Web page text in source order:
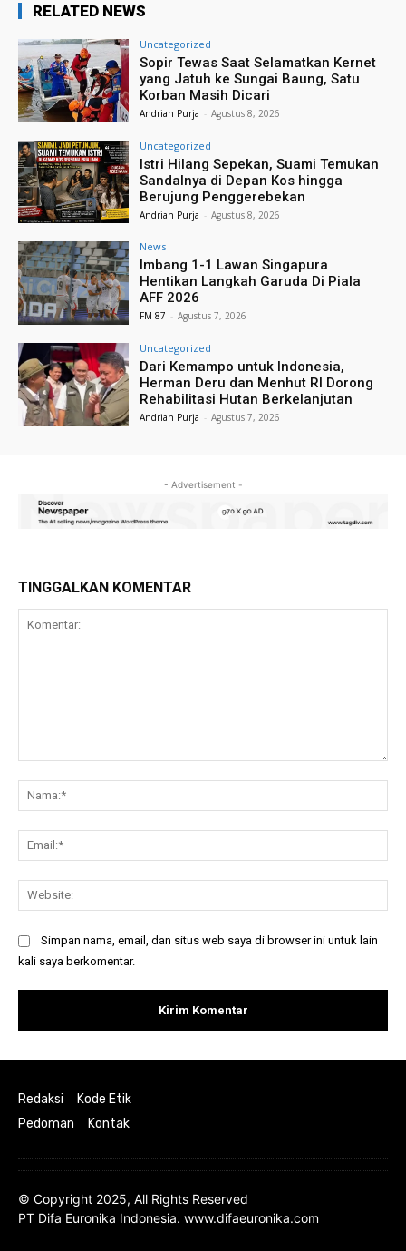
RELATED NEWS
Uncategorized
Sopir Tewas Saat Selamatkan Kernet
yang Jatuh ke Sungai Baung, Satu
Korban Masih Dicari
Andrian Purja - Agustus 8, 2026
Uncategorized
Istri Hilang Sepekan, Suami Temukan
Sandalnya di Depan Kos hingga
Berujung Penggerebekan
Andrian Purja - Agustus 8, 2026
News
Imbang 1-1 Lawan Singapura
Hentikan Langkah Garuda Di Piala
AFF 2026
FM 87 - Agustus 7, 2026
Uncategorized
Dari Kemampo untuk Indonesia,
Herman Deru dan Menhut RI Dorong
Rehabilitasi Hutan Berkelanjutan
Andrian Purja - Agustus 7, 2026
- Advertisement -
TINGGALKAN KOMENTAR
Simpan nama, email, dan situs web saya di browser ini untuk lain
kali saya berkomentar.
Redaksi
Kode Etik
Pedoman
Kontak
© Copyright 2025, All Rights Reserved
PT Difa Euronika Indonesia. www.difaeuronika.com